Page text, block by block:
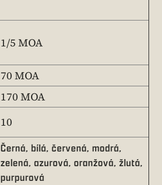
1/5 MOA
70 MOA
170 MOA
10
Černá, bílá, červená, modrá,
zelená, azurová, oranžová, žlutá,
purpurová